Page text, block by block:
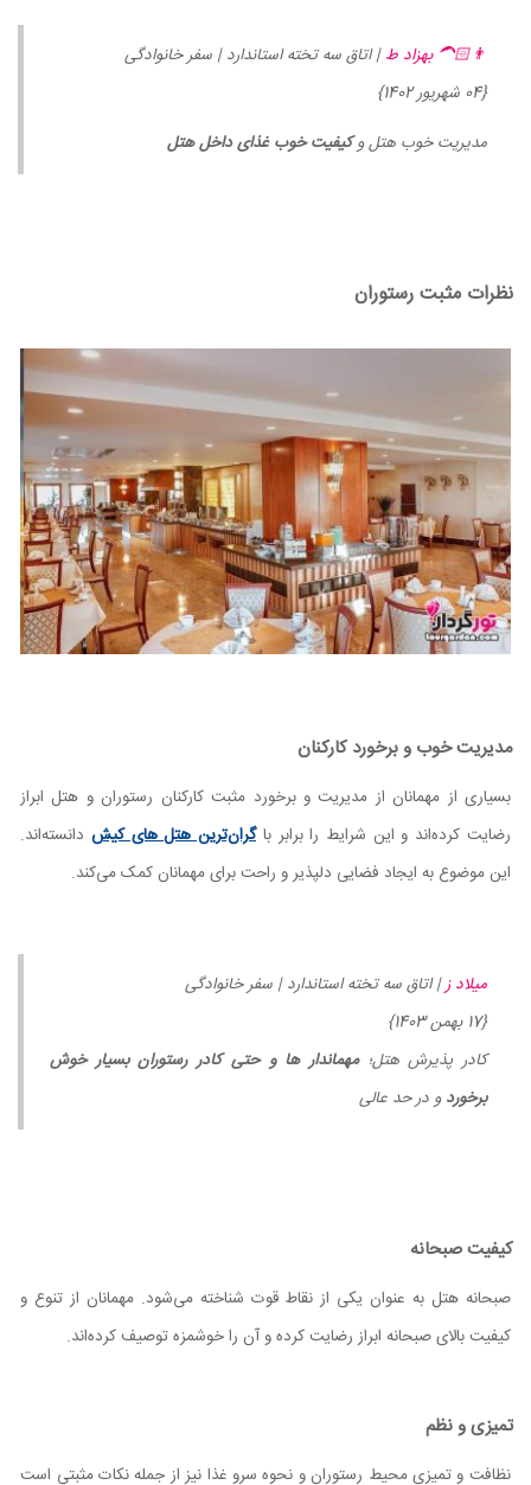
👨🏻‍🦱 بهزاد ط| اتاق سه تخته استاندارد | سفر خانوادگی
{04 شهریور 1402}
مدیریت خوب هتل وکیفیت خوب غذای داخل هتل
نظرات مثبت رستوران
مدیریت خوب و برخورد کارکنان
بسیاری از مهمانان از مدیریت و برخورد مثبت کارکنان رستوران و هتل ابراز
رضایت کرده‌اند و این شرایط را برابر باگران‌ترین هتل های کیش دانسته‌اند.
این موضوع به ایجاد فضایی دلپذیر و راحت برای مهمانان کمک می‌کند.
میلاد ز| اتاق سه تخته استاندارد | سفر خانوادگی
{17 بهمن 1403}
کادر پذیرش هتل؛مهماندار ها و حتی کادر رستوران بسیار خوش
برخوردو در حد عالی
کیفیت صبحانه
صبحانه هتل به عنوان یکی از نقاط قوت شناخته می‌شود. مهمانان از تنوع و
کیفیت بالای صبحانه ابراز رضایت کرده و آن را خوشمزه توصیف کرده‌اند.
تمیزی و نظم
نظافت و تمیزی محیط رستوران و نحوه سرو غذا نیز از جمله نکات مثبتی است